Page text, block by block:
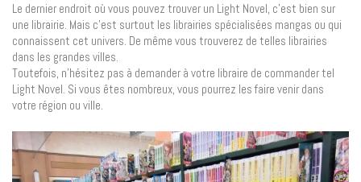
Le dernier endroit où vous pouvez trouver un Light Novel, c’est bien sur
une librairie. Mais c’est surtout les librairies spécialisées mangas ou qui
connaissent cet univers. De même vous trouverez de telles librairies
dans les grandes villes.
Toutefois, n’hésitez pas à demander à votre libraire de commander tel
Light Novel. Si vous êtes nombreux, vous pourrez les faire venir dans
votre région ou ville.